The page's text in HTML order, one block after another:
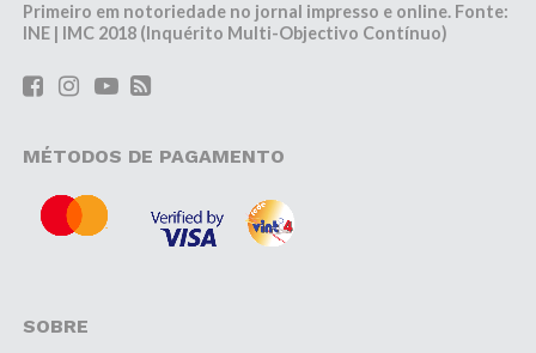
Primeiro em notoriedade no jornal impresso e online. Fonte:
INE | IMC 2018 (Inquérito Multi-Objectivo Contínuo)
MÉTODOS DE PAGAMENTO
SOBRE